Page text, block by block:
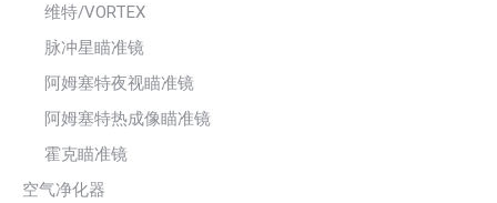
维特/VORTEX
脉冲星瞄准镜
阿姆塞特夜视瞄准镜
阿姆塞特热成像瞄准镜
霍克瞄准镜
空气净化器